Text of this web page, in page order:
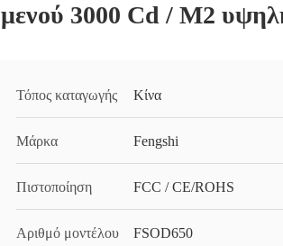
μενού 3000 Cd / M2
Τόπος καταγωγής Κίνα
Μάρκα Fengshi
Πιστοποίηση FCC / CE/ROHS
Αριθμό μοντέλου FSOD650